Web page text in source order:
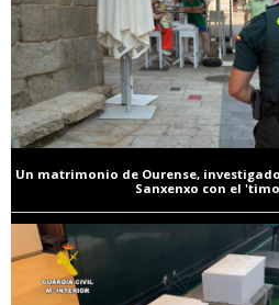
Un matrimonio de Ourense,
Sanxenxo con el